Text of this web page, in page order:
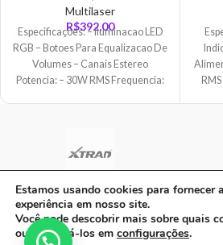
Multilaser
R$392,00
Especificações: – Iluminacao LED
RGB – Botoes Para Equalizacao De
Volumes – Canais Estereo
Potencia: – 30W RMS Frequencia:
C A Informatica Ltda | CNPJ: 33.482.008/
QD31 LT23, Bairro Cidade Jardim, CEP:
Estamos usando cookies para fornecer
experiência em nosso site.
Você pode descobrir mais sobre quais
ou desativá-los em configurações.